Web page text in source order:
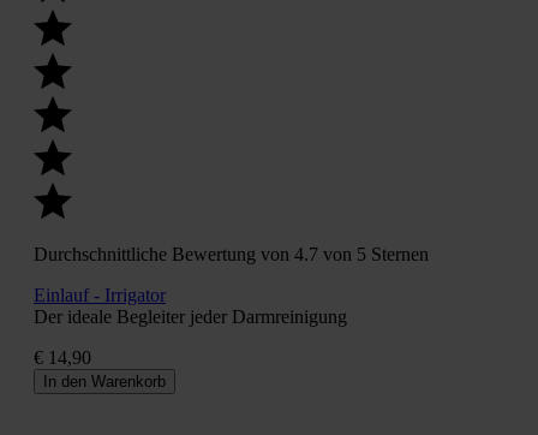
Durchschnittliche Bewertung von 4.7 von 5 Sternen
Einlauf - Irrigator
Der ideale Begleiter jeder Darmreinigung
€ 14,90
In den Warenkorb